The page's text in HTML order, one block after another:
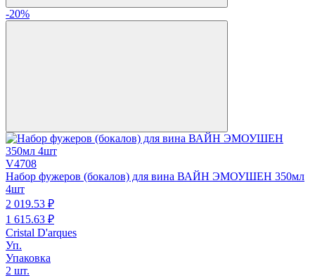
-20%
V4708
Набор фужеров (бокалов) для вина ВАЙН ЭМОУШЕН 350мл
4шт
2 019.53 ₽
1 615.63 ₽
Cristal D'arques
Уп.
Упаковка
2 шт.